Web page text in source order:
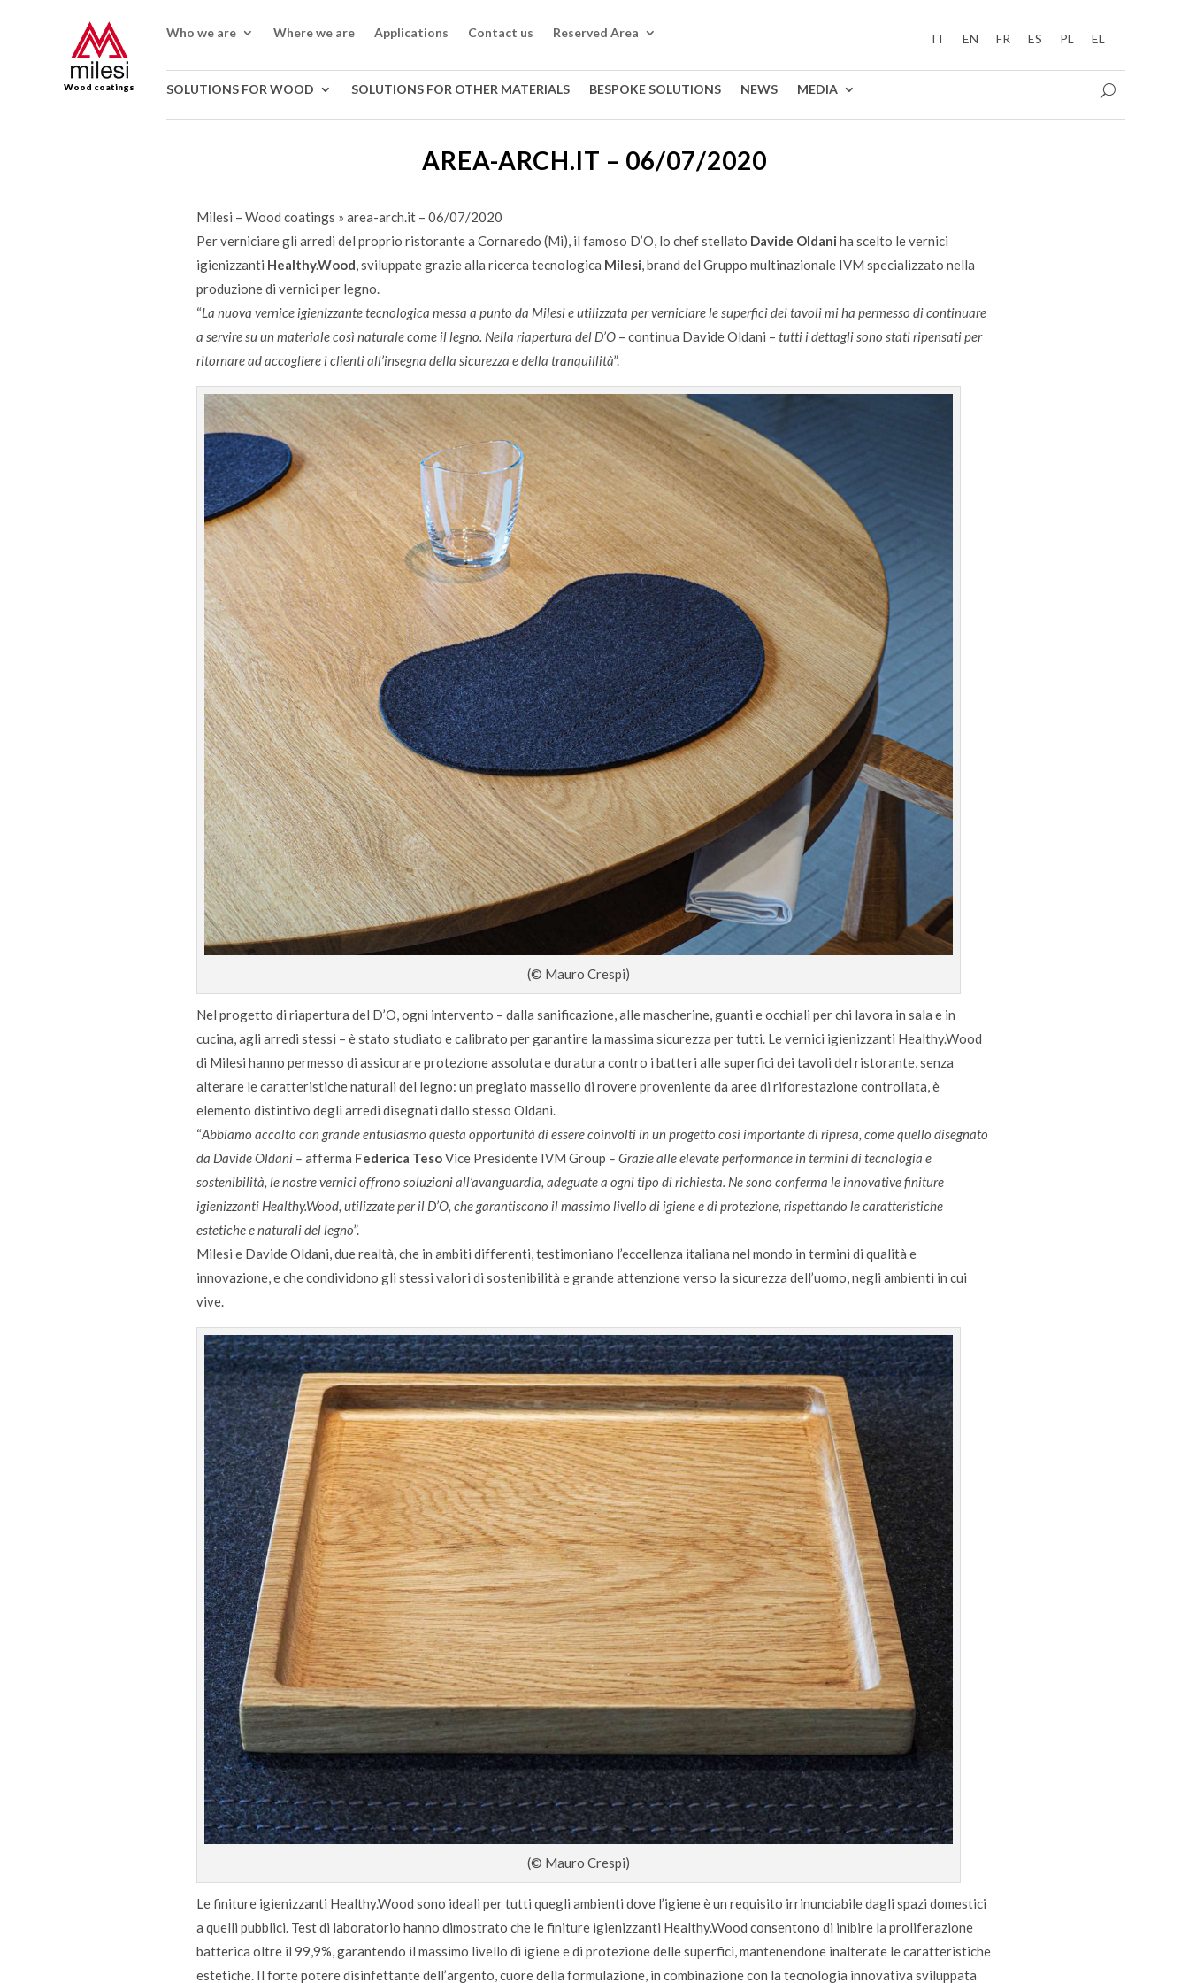
Wood coatings
Who we are Where we are Applications Contact us Reserved Area IT EN FR ES PL EL
SOLUTIONS FOR WOOD SOLUTIONS FOR OTHER MATERIALS BESPOKE SOLUTIONS NEWS MEDIA
AREA-ARCH.IT – 06/07/2020
Milesi – Wood coatings » area-arch.it – 06/07/2020
Per verniciare gli arredi del proprio ristorante a Cornaredo (Mi), il famoso D’O, lo chef stellato Davide Oldani ha scelto le vernici
igienizzanti Healthy.Wood, sviluppate grazie alla ricerca tecnologica Milesi, brand del Gruppo multinazionale IVM specializzato nella
produzione di vernici per legno.
“La nuova vernice igienizzante tecnologica messa a punto da Milesi e utilizzata per verniciare le superfici dei tavoli mi ha permesso di continuare
a servire su un materiale così naturale come il legno. Nella riapertura del D’O – continua Davide Oldani – tutti i dettagli sono stati ripensati per
ritornare ad accogliere i clienti all’insegna della sicurezza e della tranquillità”.
(© Mauro Crespi)
Nel progetto di riapertura del D’O, ogni intervento – dalla sanificazione, alle mascherine, guanti e occhiali per chi lavora in sala e in
cucina, agli arredi stessi – è stato studiato e calibrato per garantire la massima sicurezza per tutti. Le vernici igienizzanti Healthy.Wood
di Milesi hanno permesso di assicurare protezione assoluta e duratura contro i batteri alle superfici dei tavoli del ristorante, senza
alterare le caratteristiche naturali del legno: un pregiato massello di rovere proveniente da aree di riforestazione controllata, è
elemento distintivo degli arredi disegnati dallo stesso Oldani.
“Abbiamo accolto con grande entusiasmo questa opportunità di essere coinvolti in un progetto così importante di ripresa, come quello disegnato
da Davide Oldani – afferma Federica TesoVice Presidente IVM Group – Grazie alleelevate performance in termini di tecnologia e
sostenibilità, le nostre vernici offrono soluzioni all’avanguardia, adeguate a ogni tipo di richiesta. Ne sono conferma le innovative finiture
igienizzanti Healthy.Wood, utilizzate per il D’O, che garantiscono il massimo livello di igiene e di protezione, rispettando le caratteristiche
estetiche e naturali del legno”.
Milesi e Davide Oldani, due realtà, che in ambiti differenti, testimoniano l’eccellenza italiana nel mondo in termini di qualità e
innovazione, e che condividono gli stessi valori di sostenibilità e grande attenzione verso la sicurezza dell’uomo, negli ambienti in cui
vive.
(© Mauro Crespi)
Le finiture igienizzanti Healthy.Wood sono ideali per tutti quegli ambienti dove l’igiene è un requisito irrinunciabile dagli spazi domestici
a quelli pubblici. Test di laboratorio hanno dimostrato che le finiture igienizzanti Healthy.Wood consentono di inibire la proliferazione
batterica oltre il 99,9%, garantendo il massimo livello di igiene e di protezione delle superfici, mantenendone inalterate le caratteristiche
estetiche. Il forte potere disinfettante dell’argento, cuore della formulazione, in combinazione con la tecnologia innovativa sviluppata